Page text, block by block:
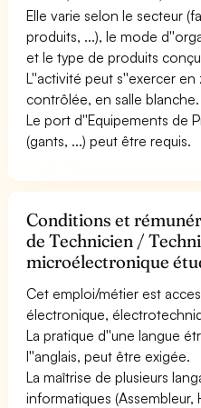
Elle varie selon le secteur
produits, ...), le mode
et le type de produits
L''activité peut s''exercer
contrôlée, en salle blanche.
Le port d''Equipements de
(gants, ...) peut être requis.
Conditions et
de Technicien /
microélectronique
Cet emploi/métier est
électronique,
La pratique d''une langue
l''anglais, peut être exigée.
La maîtrise de plusieurs
informatiques (Assembleur,